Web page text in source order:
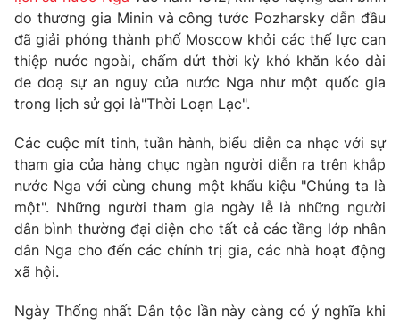
Câu chuyện quốc tế
Tài chính
Thị trường
Góc doanh nghiệp
Dữ liệu và đời sống
Truyền hình
Phim VTV
Hậu trường
Nhân vật
Khán giả
Giải sao mai
Giải trí
Điện ảnh
Âm nhạc
Sao
Đời sống
Du lịch
Làm đẹp
Giáo dục
Tuyển sinh
Học trực tuyến
do thương gia Minin và công tước Pozharsky dẫn đầu
đã giải phóng thành phố Moscow khỏi các thế lực can
thiệp nước ngoài, chấm dứt thời kỳ khó khăn kéo dài
đe doạ sự an nguy của nước Nga như một quốc gia
trong lịch sử gọi là"Thời Loạn Lạc".
Các cuộc mít tinh, tuần hành, biểu diễn ca nhạc với sự
tham gia của hàng chục ngàn người diễn ra trên khắp
nước Nga với cùng chung một khẩu kiệu "Chúng ta là
một". Những người tham gia ngày lễ là những người
dân bình thường đại diện cho tất cả các tầng lớp nhân
dân Nga cho đến các chính trị gia, các nhà hoạt động
xã hội.
Ngày Thống nhất Dân tộc lần này càng có ý nghĩa khi